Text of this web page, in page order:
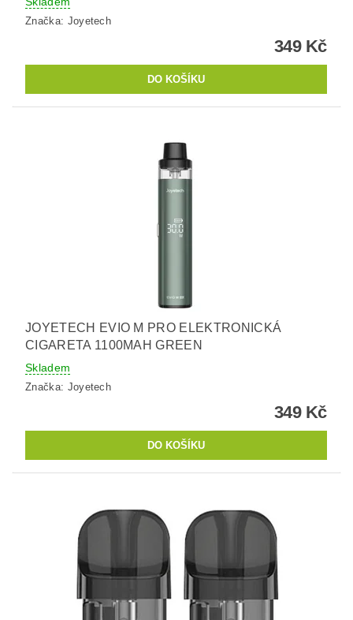
Značka: Joyetech
349 Kč
JOYETECH EVIO M PRO ELEKTRONICKÁ
CIGARETA 1100MAH GREEN
Skladem
Značka: Joyetech
349 Kč